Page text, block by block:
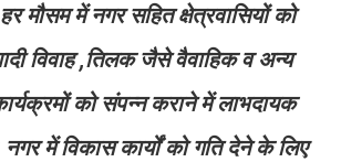
हर मौसम में नगर सहित क्षेत्रवासियों को
विवाह ,तिलक जैसे वैवाहिक व अन्य
को संपन्न कराने में लाभदायक
नगर में विकास कार्यों को गति देने के लिए